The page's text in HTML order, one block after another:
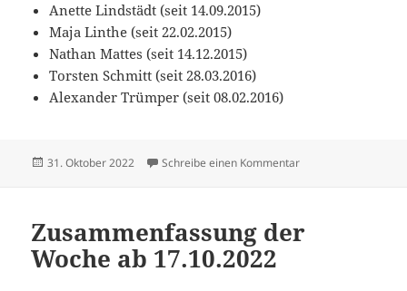
Anette Lindstädt (seit 14.09.2015)
Maja Linthe (seit 22.02.2015)
Nathan Mattes (seit 14.12.2015)
Torsten Schmitt (seit 28.03.2016)
Alexander Trümper (seit 08.02.2016)
Veröffentlicht
31. Oktober 2022 Schreibe einen Kommentarzu
Zusammenfassung der
Woche ab 17.10.2022